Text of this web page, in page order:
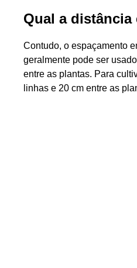
Qual a
Contudo, o espaçamento
geralmente pode ser
entre as plantas. Para
linhas e 20 cm entre as